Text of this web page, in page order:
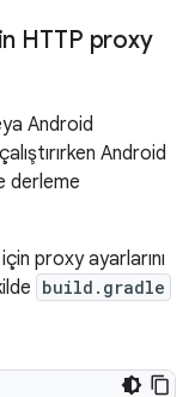
HTTP proxy
Android
Android
derleme
proxy ayarlarını
build.gradle